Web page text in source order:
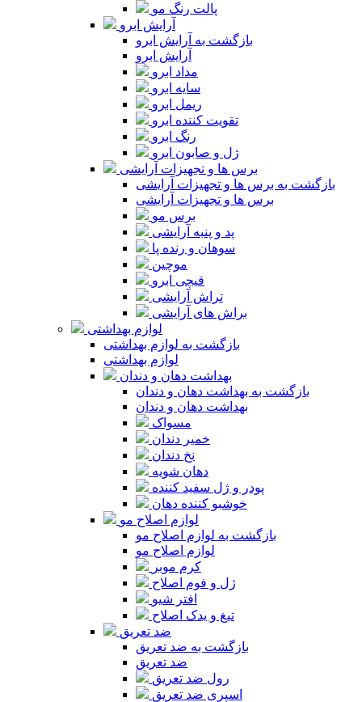
پالت رنگ مو
آرایش ابرو
بازگشت به آرایش ابرو
آرایش ابرو
مداد ابرو
سایه ابرو
ریمل ابرو
تقویت کننده ابرو
رنگ ابرو
ژل و صابون ابرو
برس ها و تجهیزات آرایشی
بازگشت به برس ها و تجهیزات آرایشی
برس ها و تجهیزات آرایشی
برس مو
پد و پنبه آرایشی
سوهان و رنده پا
موچین
قیچی ابرو
تراش آرایشی
براش های آرایشی
لوازم بهداشتی
بازگشت به لوازم بهداشتی
لوازم بهداشتی
بهداشت دهان و دندان
بازگشت به بهداشت دهان و دندان
بهداشت دهان و دندان
مسواک
خمیر دندان
نخ دندان
دهان شویه
پودر و ژل سفید کننده
خوشبو کننده دهان
لوازم اصلاح مو
بازگشت به لوازم اصلاح مو
لوازم اصلاح مو
کرم موبر
ژل و فوم اصلاح
افتر شیو
تیغ و یدک اصلاح
ضد تعریق
بازگشت به ضد تعریق
ضد تعریق
رول ضد تعریق
اسپری ضد تعریق